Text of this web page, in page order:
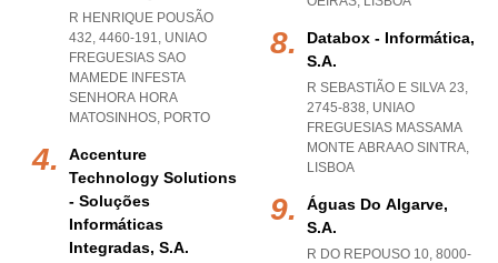
R HENRIQUE POUSÃO
432, 4460-191, UNIAO
FREGUESIAS SAO
MAMEDE INFESTA
SENHORA HORA
MATOSINHOS, PORTO
Accenture
Technology Solutions
- Soluções
Informáticas
Integradas, S.a.
Databox - Informática,
S.a.
R SEBASTIÃO E SILVA 23,
2745-838, UNIAO
FREGUESIAS MASSAMA
MONTE ABRAAO SINTRA,
LISBOA
Águas Do Algarve,
S.a.
R DO REPOUSO 10, 8000-